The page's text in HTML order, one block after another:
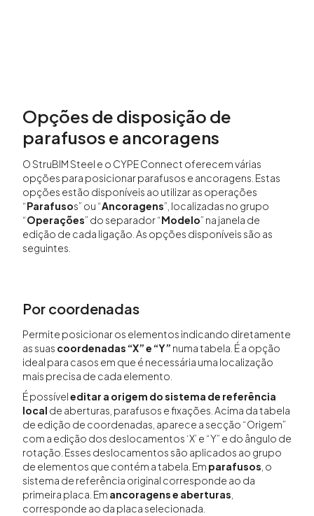
Opções de disposição de
parafusos e ancoragens
O StruBIM Steel e o CYPE Connect oferecem várias
opções para posicionar parafusos e ancoragens. Estas
opções estão disponíveis ao utilizar as operações
“Parafusos” ou “Ancoragens”, localizadas no grupo
“Operações” do separador “Modelo” na janela de
edição de cada ligação. As opções disponíveis são as
seguintes.
Por coordenadas
Permite posicionar os elementos indicando diretamente
as suas coordenadas “X” e “Y” numa tabela. É a opção
ideal para casos em que é necessária uma localização
mais precisa de cada elemento.
É possíveleditar a origem do sistema de referência
local de aberturas, parafusos e fixações. Acima da tabela
de edição de coordenadas, aparece a secção “Origem”
com a edição dos deslocamentos ‘X’ e “Y” e do ângulo de
rotação. Esses deslocamentos são aplicados ao grupo
de elementos que contém a tabela. Em parafusos , o
sistema de referência original corresponde ao da
primeira placa. Em ancoragens e aberturas
corresponde ao da placa selecionada.